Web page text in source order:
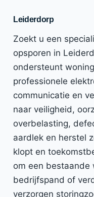
Leiderdorp
Zoekt u een
opsporen in
ondersteunt
professionele
communicatie en
naar veiligheid,
overbelasting,
aardlek en herstel
klopt en
om een bestaande
bedrijfspand of
verzorgen